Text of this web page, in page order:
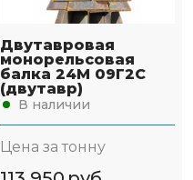
Двутавровая
монорельсовая
балка 24М 09Г2С
(двутавр)
В наличии
Цена за тонну